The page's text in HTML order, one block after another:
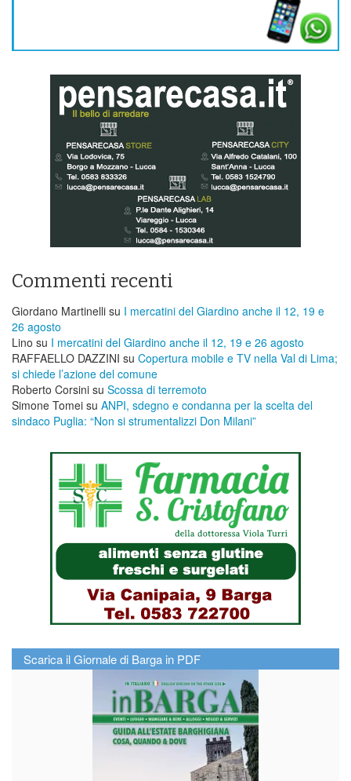
Commenti recenti
Giordano Martinelli su I mercatini del Giardino anche il 12, 19 e
26 agosto
Lino su I mercatini del Giardino anche il 12, 19 e 26 agosto
RAFFAELLO DAZZINI su ​Copertura mobile e TV nella Val di Lima;
si chiede l’azione del comune
Roberto Corsini su Scossa di terremoto
Simone Tomei su ANPI, sdegno e condanna per la scelta del
sindaco Puglia: “Non si strumentalizzi Don Milani”
Scarica il Giornale di Barga in PDF